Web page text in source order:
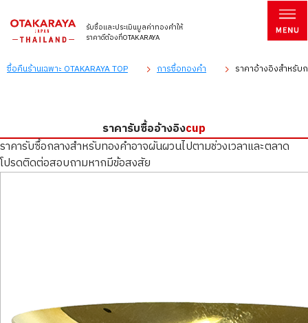
รับซื้อและประเมินมูลค่าทองคำให้
ราคาดีต้องที่OTAKARAYA
ซื้อคืนร้านเฉพาะ OTAKARAYA TOP การซื้อทองคำ ราคาอ้างอิงสำหรับ
ราคารับซื้ออ้างอิงcup
ราคารับซื้อกลางสำหรับทองคำอาจผันผวนไปตามช่วงเวลาและตลาด
โปรดติดต่อสอบถามหากมีข้อสงสัย